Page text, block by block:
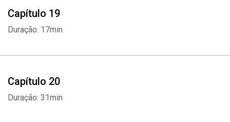
Capítulo 19
Duração: 17min
Capítulo 20
Duração: 31min